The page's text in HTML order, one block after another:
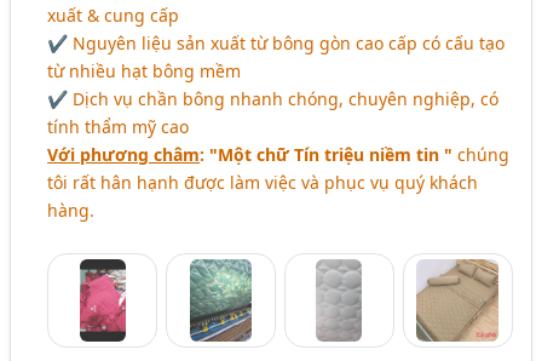
xuất & cung cấp
✔ Nguyên liệu sản xuất từ bông gòn cao cấp có cấu tạo
từ nhiều hạt bông mềm
✔ Dịch vụ chần bông nhanh chóng, chuyên nghiệp, có
tính thẩm mỹ cao
Với phương châm: "Một chữ Tín triệu niềm tin " chúng
tôi rất hân hạnh được làm việc và phục vụ quý khách
hàng.